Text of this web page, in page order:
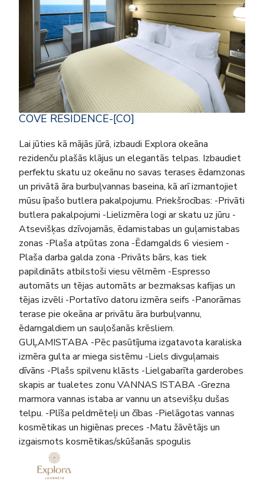
COVE RESIDENCE-[CO]
Lai jūties kā mājās jūrā, izbaudi Explora okeāna
rezidenču plašās klājus un elegantās telpas. Izbaudiet
perfektu skatu uz okeānu no savas terases ēdamzonas
un privātā āra burbuļvannas baseina, kā arī izmantojiet
mūsu īpašo butlera pakalpojumu. Priekšrocības: -Privāti
butlera pakalpojumi -Lielizmēra logi ar skatu uz jūru -
Atsevišķas dzīvojamās, ēdamistabas un guļamistabas
zonas -Plaša atpūtas zona -Ēdamgalds 6 viesiem -
Plaša darba galda zona -Privāts bārs, kas tiek
papildināts atbilstoši viesu vēlmēm -Espresso
automāts un tējas automāts ar bezmaksas kafijas un
tējas izvēli -Portatīvo datoru izmēra seifs -Panorāmas
terase pie okeāna ar privātu āra burbuļvannu,
ēdamgaldiem un sauļošanās krēsliem.
GUĻAMISTABA -Pēc pasūtījuma izgatavota karaliska
izmēra gulta ar miega sistēmu -Liels divguļamais
dīvāns -Plašs spilvenu klāsts -Lielgabarīta garderobes
skapis ar tualetes zonu VANNAS ISTABA -Grezna
marmora vannas istaba ar vannu un atsevišķu dušas
telpu. -Plīša peldmēteļi un čības -Pielāgotas vannas
kosmētikas un higiēnas preces -Matu žāvētājs un
izgaismots kosmētikas/skūšanās spogulis